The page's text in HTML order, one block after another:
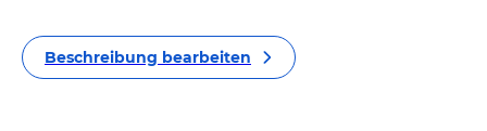
Beschreibung bearbeiten